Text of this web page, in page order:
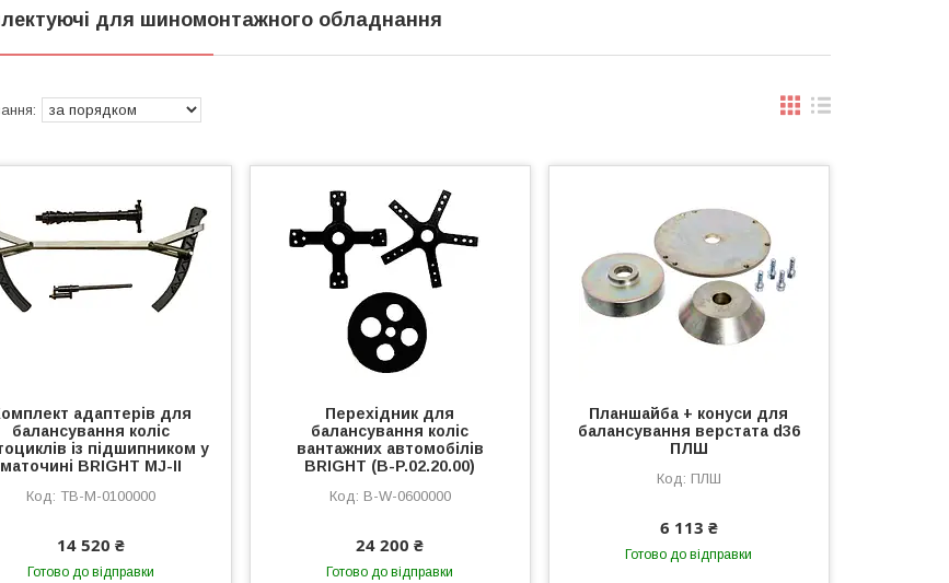
для шиномонтажного обладнання
адаптерів для
балансування коліс
із підшипником у
маточині BRIGHT MJ-II
TB-M-0100000
14 520 ₴
Готово до відправки
Перехідник для
балансування коліс
вантажних автомобілів
BRIGHT (B-P.02.20.00)
B-W-0600000
24 200 ₴
Готово до відправки
Планшайба + конуси для
балансування верстата d36
ПЛШ
ПЛШ
6 113 ₴
Готово до відправки